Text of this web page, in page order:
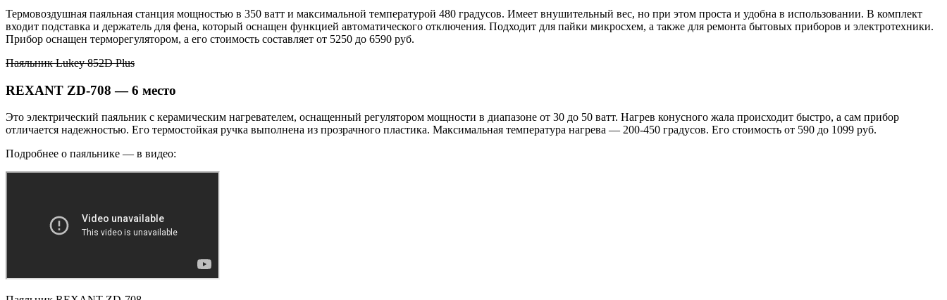
Термовоздушная паяльная станция мощностью в 350 ватт и максимальной температурой 480 градусов. Имеет внушительный вес, но при этом проста и удобна в использовании. В комплект
входит подставка и держатель для фена, который оснащен функцией автоматического отключения. Подходит для пайки микросхем, а также для ремонта бытовых приборов и электротехники.
Прибор оснащен терморегулятором, а его стоимость составляет от 5250 до 6590 руб.
Паяльник Lukey 852D Plus
REXANT ZD-708 — 6 место
Это электрический паяльник с керамическим нагревателем, оснащенный регулятором мощности в диапазоне от 30 до 50 ватт. Нагрев конусного жала происходит быстро, а сам прибор
отличается надежностью. Его термостойкая ручка выполнена из прозрачного пластика. Максимальная температура нагрева — 200-450 градусов. Его стоимость от 590 до 1099 руб.
Подробнее о паяльнике — в видео: